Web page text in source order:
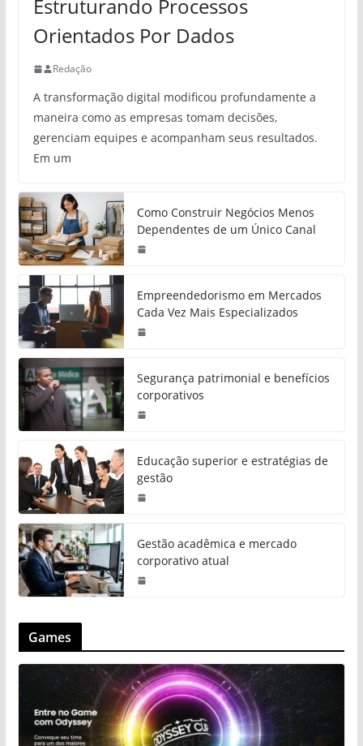
Estruturando Processos
Orientados Por Dados
Redação
A transformação digital modificou profundamente a
maneira como as empresas tomam decisões,
gerenciam equipes e acompanham seus resultados.
Em um
Como Construir Negócios Menos
Dependentes de um Único Canal
Empreendedorismo em Mercados
Cada Vez Mais Especializados
Segurança patrimonial e benefícios
corporativos
Educação superior e estratégias de
gestão
Gestão acadêmica e mercado
corporativo atual
Games